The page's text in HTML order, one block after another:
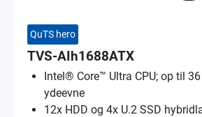
QuTS hero
TVS-AIh1688ATX
Intel® Core™ Ultra CPU; op til 36
ydeevne
12x HDD og 4x U.2 SSD